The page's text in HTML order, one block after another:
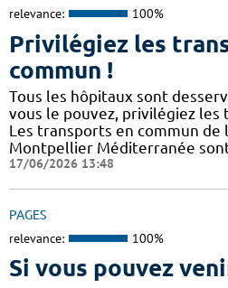
relevance: 100%
Privilégiez les
commun !
Tous les hôpitaux sont
vous le pouvez, privilégiez les
Les transports en commun de
Montpellier Méditerranée
17/06/2026 13:48
PAGES
relevance: 100%
Si vous pouvez